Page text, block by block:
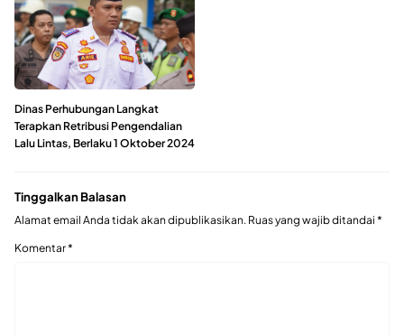
Dinas Perhubungan Langkat
Terapkan Retribusi Pengendalian
Lalu Lintas, Berlaku 1 Oktober 2024
Tinggalkan Balasan
Alamat email Anda tidak akan dipublikasikan. Ruas yang wajib ditandai *
Komentar*